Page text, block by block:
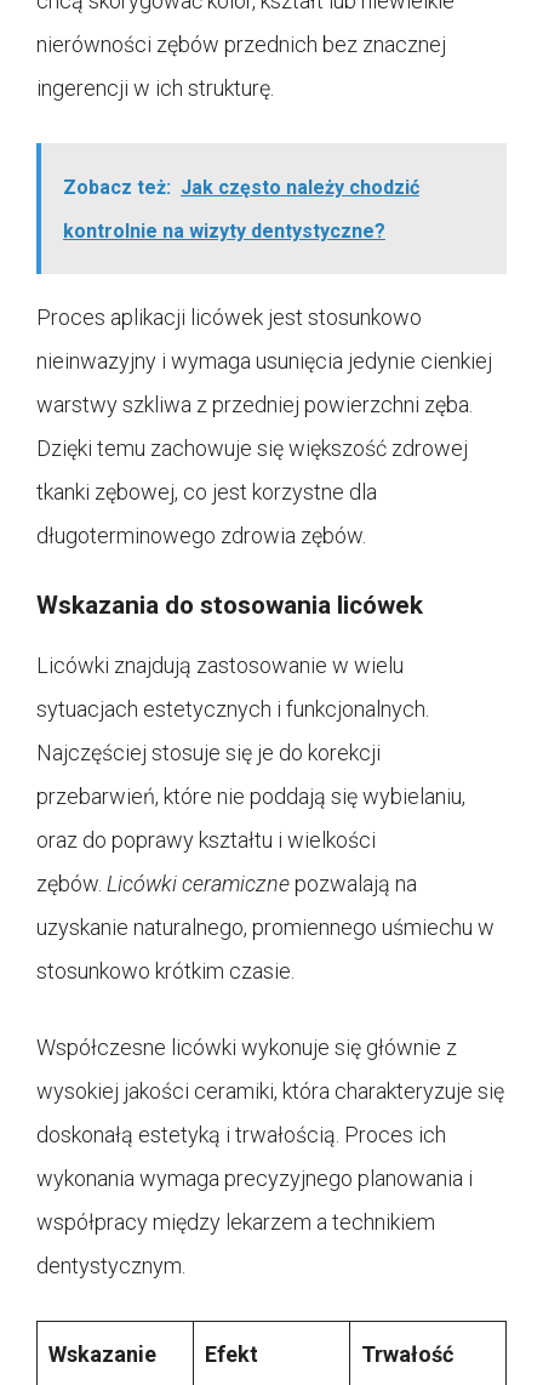
nierówności zębów przednich bez znacznej
ingerencji w ich strukturę.
Zobacz też: Jak często należy chodzić
kontrolnie na wizyty dentystyczne?
Proces aplikacji licówek jest stosunkowo
nieinwazyjny i wymaga usunięcia jedynie cienkiej
warstwy szkliwa z przedniej powierzchni zęba.
Dzięki temu zachowuje się większość zdrowej
tkanki zębowej, co jest korzystne dla
długoterminowego zdrowia zębów.
Wskazania do stosowania licówek
Licówki znajdują zastosowanie w wielu
sytuacjach estetycznych i funkcjonalnych.
Najczęściej stosuje się je do korekcji
przebarwień, które nie poddają się wybielaniu,
oraz do poprawy kształtu i wielkości
zębów. Licówki ceramicznepozwalają na
uzyskanie naturalnego, promiennego uśmiechu w
stosunkowo krótkim czasie.
Współczesne licówki wykonuje się głównie z
wysokiej jakości ceramiki, która charakteryzuje się
doskonałą estetyką i trwałością. Proces ich
wykonania wymaga precyzyjnego planowania i
współpracy między lekarzem a technikiem
dentystycznym.
Wskazanie Efekt Trwałość